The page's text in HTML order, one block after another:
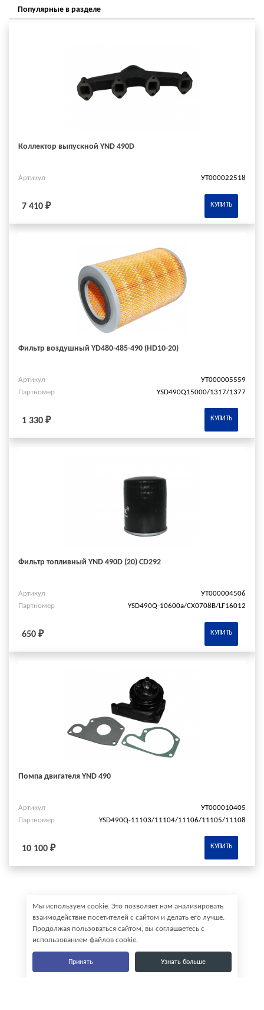
Популярные в разделе
Коллектор выпускной YND 490D
Артикул УТ000022518
7 410 ₽ КУПИТЬ
Фильтр воздушный YD480-485-490 (HD10-20)
Артикул
УТ000005559
Партномер
YSD490Q15000/1317/1377
1 330 ₽ КУПИТЬ
Фильтр топливный YND 490D (20) CD292
Артикул
УТ000004506
Партномер
YSD490Q-10600a/СХ0708В/LF16012
650 ₽ КУПИТЬ
Помпа двигателя YND 490
Артикул
УТ000010405
Партномер
YSD490Q-11103/11104/11106/11105/11108
10 100 ₽ КУПИТЬ
Мы используем cookie. Это позволяет нам анализировать
взаимодействие посетителей с сайтом и делать его лучше.
Продолжая пользоваться сайтом, вы соглашаетесь с
использованием файлов cookie.
Принять Узнать больше